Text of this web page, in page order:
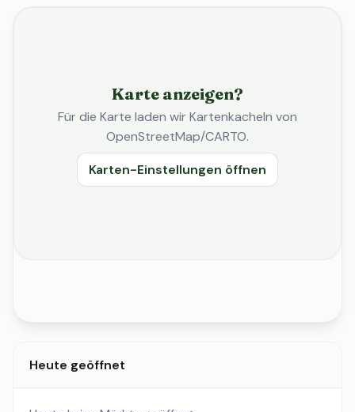
Karte anzeigen?
Für die Karte laden wir Kartenkacheln von
OpenStreetMap/CARTO.
Karten-Einstellungen öffnen
Heute geöffnet